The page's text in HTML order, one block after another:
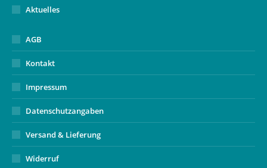
Aktuelles
AGB
Kontakt
Impressum
Datenschutzangaben
Versand & Lieferung
Widerruf